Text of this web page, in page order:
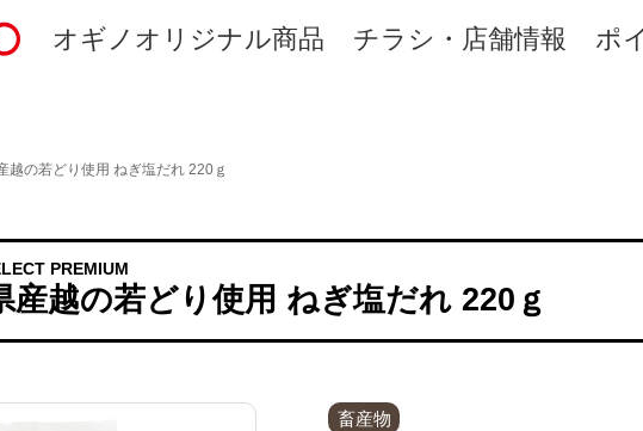
オギノオリジナル商品 チラシ・店舗情報 ポ
越の若どり使用 ねぎ塩だれ 220ｇ
PREMIUM
産越の若どり使用 ねぎ塩だれ 220ｇ
畜産物